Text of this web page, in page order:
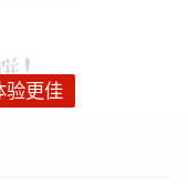
验更佳